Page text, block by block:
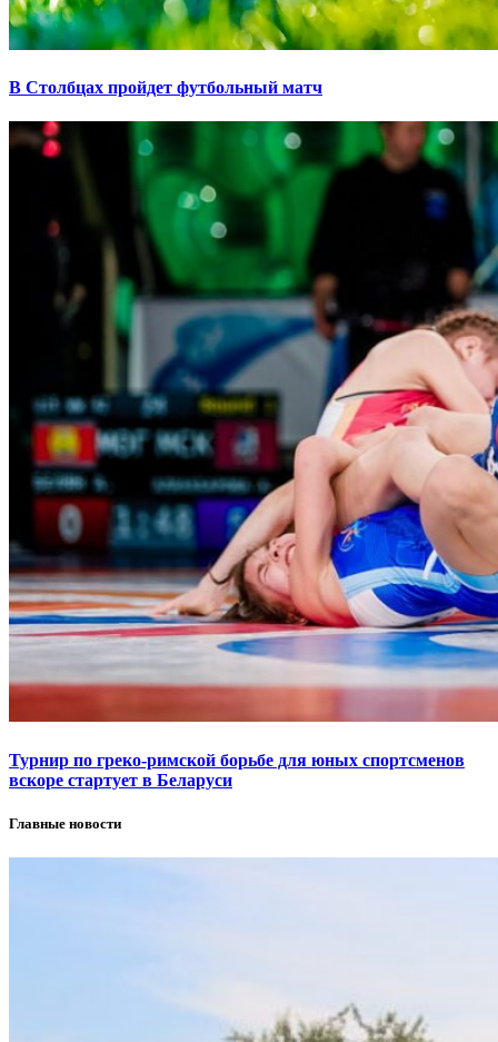
В Столбцах пройдет футбольный матч
Турнир по греко-римской борьбе для юных спортсменов
вскоре стартует в Беларуси
Главные новости